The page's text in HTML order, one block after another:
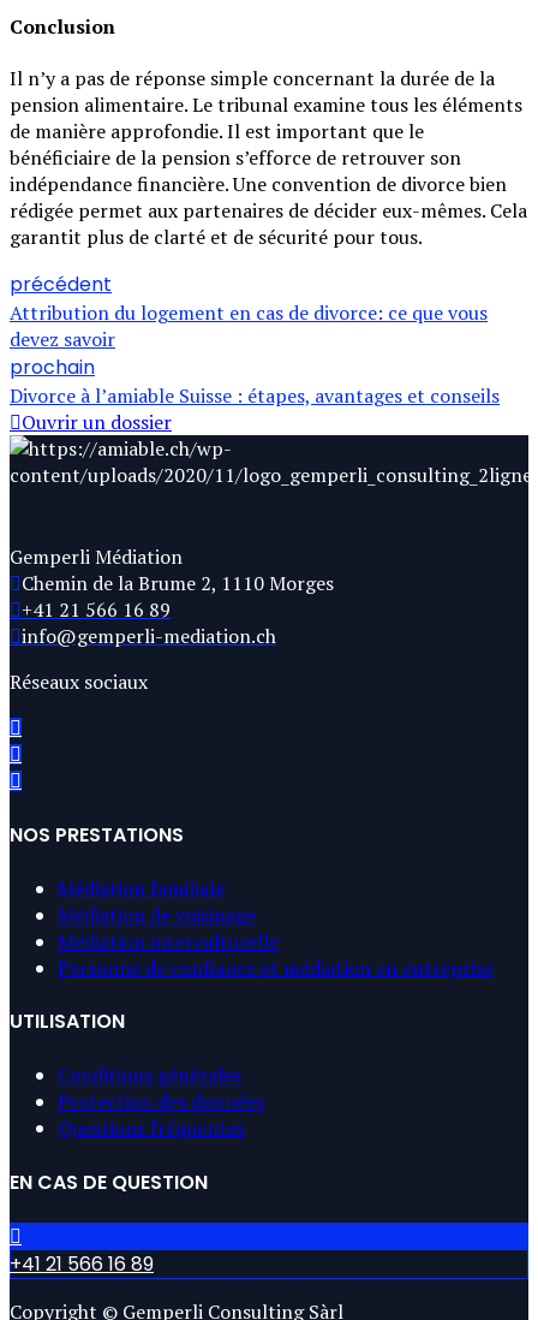
Conclusion
Il n’y a pas de réponse simple concernant la durée de la
pension alimentaire. Le tribunal examine tous les éléments
de manière approfondie. Il est important que le
bénéficiaire de la pension s’efforce de retrouver son
indépendance financière. Une convention de divorce bien
rédigée permet aux partenaires de décider eux-mêmes. Cela
garantit plus de clarté et de sécurité pour tous.
précédent
Attribution du logement en cas de divorce: ce que vous
devez savoir
prochain
Divorce à l’amiable Suisse : étapes, avantages et conseils
Ouvrir un dossier
Gemperli Médiation
Chemin de la Brume 2, 1110 Morges
+41 21 566 16 89
info@gemperli-mediation.ch
Réseaux sociaux
NOS PRESTATIONS
Médiation familiale
Médiation de voisinage
Médiation interculturelle
Personne de confiance et médiation en entreprise
UTILISATION
Conditions générales
Protection des données
Questions fréquentes
EN CAS DE QUESTION
+41 21 566 16 89
Copyright © Gemperli Consulting Sàrl